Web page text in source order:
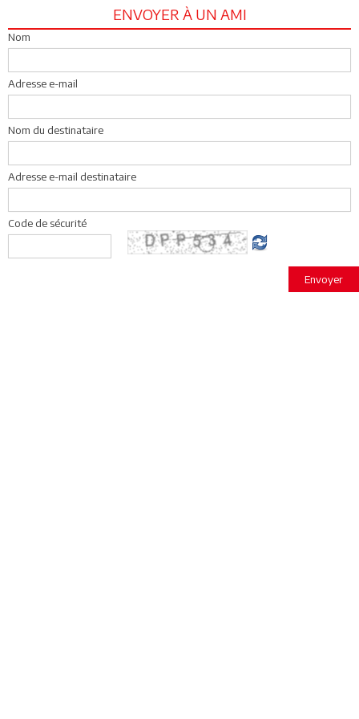
ENVOYER À UN AMI
Nom
Adresse e-mail
Nom du destinataire
Adresse e-mail destinataire
Code de sécurité
Envoyer